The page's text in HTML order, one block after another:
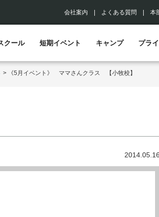
会社案内 よくある質問 本
クール 短期イベント キャンプ プラ
> 《5月イベント》 ママさんクラス 【小牧校】
2014.05.16